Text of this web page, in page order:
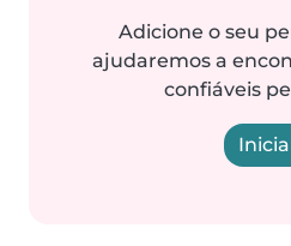
Adicione o seu
ajudaremos a
confiáveis